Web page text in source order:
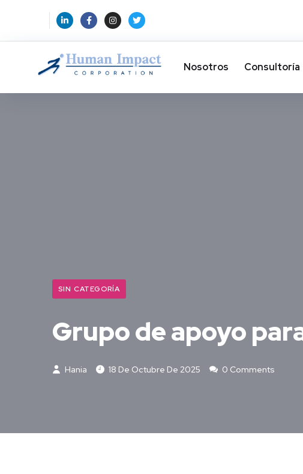
Nosotros Consultoría
SIN CATEGORÍA
Grupo de apoyo
Hania 18 De Octubre De 2025 0 Comments